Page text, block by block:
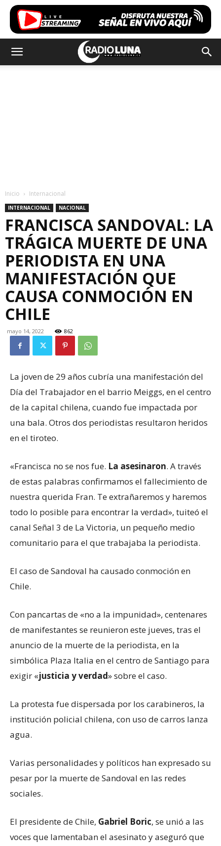
Inicio Internacional
INTERNACIONAL NACIONAL
FRANCISCA SANDOVAL: LA
TRÁGICA MUERTE DE UNA
PERIODISTA EN UNA
MANIFESTACIÓN QUE
CAUSA CONMOCIÓN EN
CHILE
mayo 14, 2022 862
La joven de 29 años cubría una manifestación del
Día del Trabajador en el barrio Meiggs, en el centro
de la capital chilena, cuando fue impactada por
una bala. Otros dos periodistas resultaron heridos
en el tiroteo.
«Francisca no se nos fue. La asesinaron. A través
de estas palabras confirmamos el fallecimiento de
nuestra querida Fran. Te extrañaremos y haremos
todo lo posible para encontrar la verdad», tuiteó el
canal Señal 3 de La Victoria, un pequeño medio
comunitario para el que trabajaba la periodista.
El caso de Sandoval ha causado conmoción en
Chile.
Con pancartas de «no a la impunidad», centenares
de manifestantes se reunieron este jueves, tras el
anuncio de la muerte de la periodista, en la
simbólica Plaza Italia en el centro de Santiago para
exigir «justicia y verdad» sobre el caso.
La protesta fue dispersada por los carabineros, la
institución policial chilena, con uso de carros lanza
agua.
Varias personalidades y políticos han expresado su
pesar por la muerte de Sandoval en las redes
sociales.
El presidente de Chile, Gabriel Boric, se unió a las
voces que lamentaban el asesinato y aseguró que